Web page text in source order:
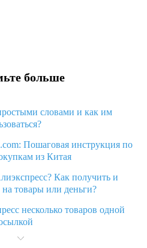
больше
словами и как им
Пошаговая инструкция по
из Китая
Как получить и
товары или деньги?
несколько товаров одной
закрыт» на Алиэкспресс и что